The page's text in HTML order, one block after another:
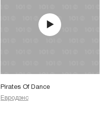
Pirates Of Dance
Евродэнс